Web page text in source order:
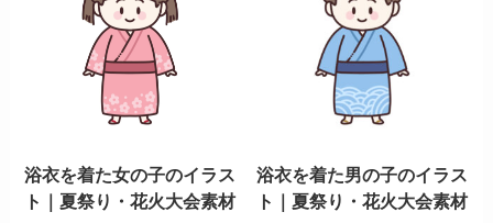
浴衣を着た女の子のイラス
ト｜夏祭り・花火大会素材
浴衣を着た男の子のイラス
ト｜夏祭り・花火大会素材